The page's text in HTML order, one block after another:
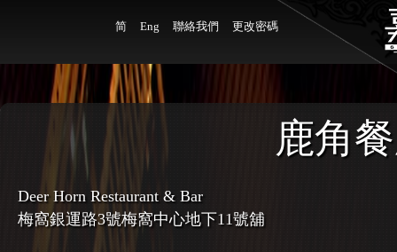
简 Eng 聯絡我們 更改密碼
鹿角
Deer Horn Restaurant & Bar
梅窩銀運路3號梅窩中心地下11號舖